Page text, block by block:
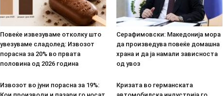
Повеќе извезуваме отколку што
увезуваме сладолед: Извозот
порасна за 20% во првата
половина од 2026 година
Серафимовски: Македонија мора
да произведува повеќе домашна
храна и да ја намали зависноста
од увоз
Извозот во јуни порасна за 19%:
Кризата во германската